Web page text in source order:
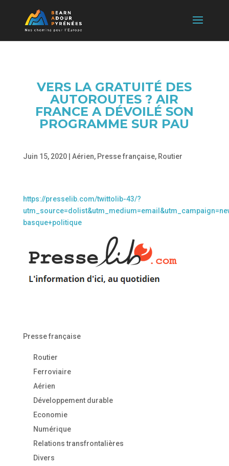
VERS LA GRATUITÉ DES
AUTOROUTES ? AIR
FRANCE A DÉVOILÉ SON
PROGRAMME SUR PAU
Juin 15, 2020| Aérien, Presse française, Routier
https://presselib.com/twittolib-43/?
basque+politique
Presse française
Routier
Ferroviaire
Aérien
Développement durable
Economie
Numérique
Relations transfrontalières
Divers